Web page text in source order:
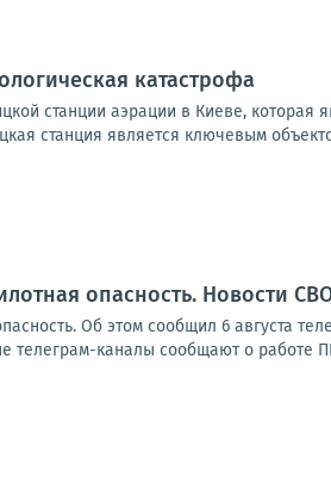
катастрофа
станции аэрации в Киеве,
станция является ключевым
опасность. Новости
Об этом сообщил 6 августа
телеграм-каналы сообщают о работе